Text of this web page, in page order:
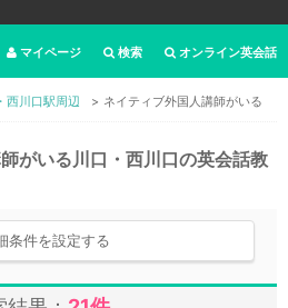
オンライン英会話
検索
マイページ
西川口駅周辺 ネイティブ外国人講師がいる
がいる川口・西川口の英会話教
条件を設定する